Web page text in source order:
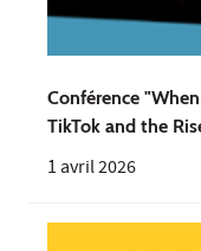
Conférence
TikTok and the
1 avril 2026